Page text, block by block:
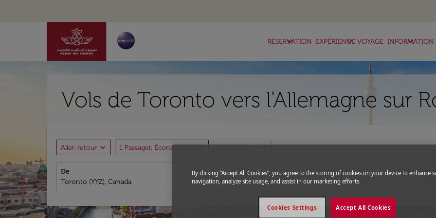
RÉSERVATION
keyboard_arrow_down EXPÉRIENCE VOYAGE
keyboard_arrow_down INFORMATION
keyboard_arrow_down
Vols de Toronto vers l'Allemagne sur
Aller-retour expand_more 1 Passager, Économique expand_more expand_more
De À
Départ
fc-booking-departure-date-aria-
16/08/2026
today
fc-
By clicking “Accept All Cookies”, you agree to the storing of cookies on your device to enhance
navigation, analyze site usage, and assist in our marketing efforts.
Accept All Cookies
Cookies Settings